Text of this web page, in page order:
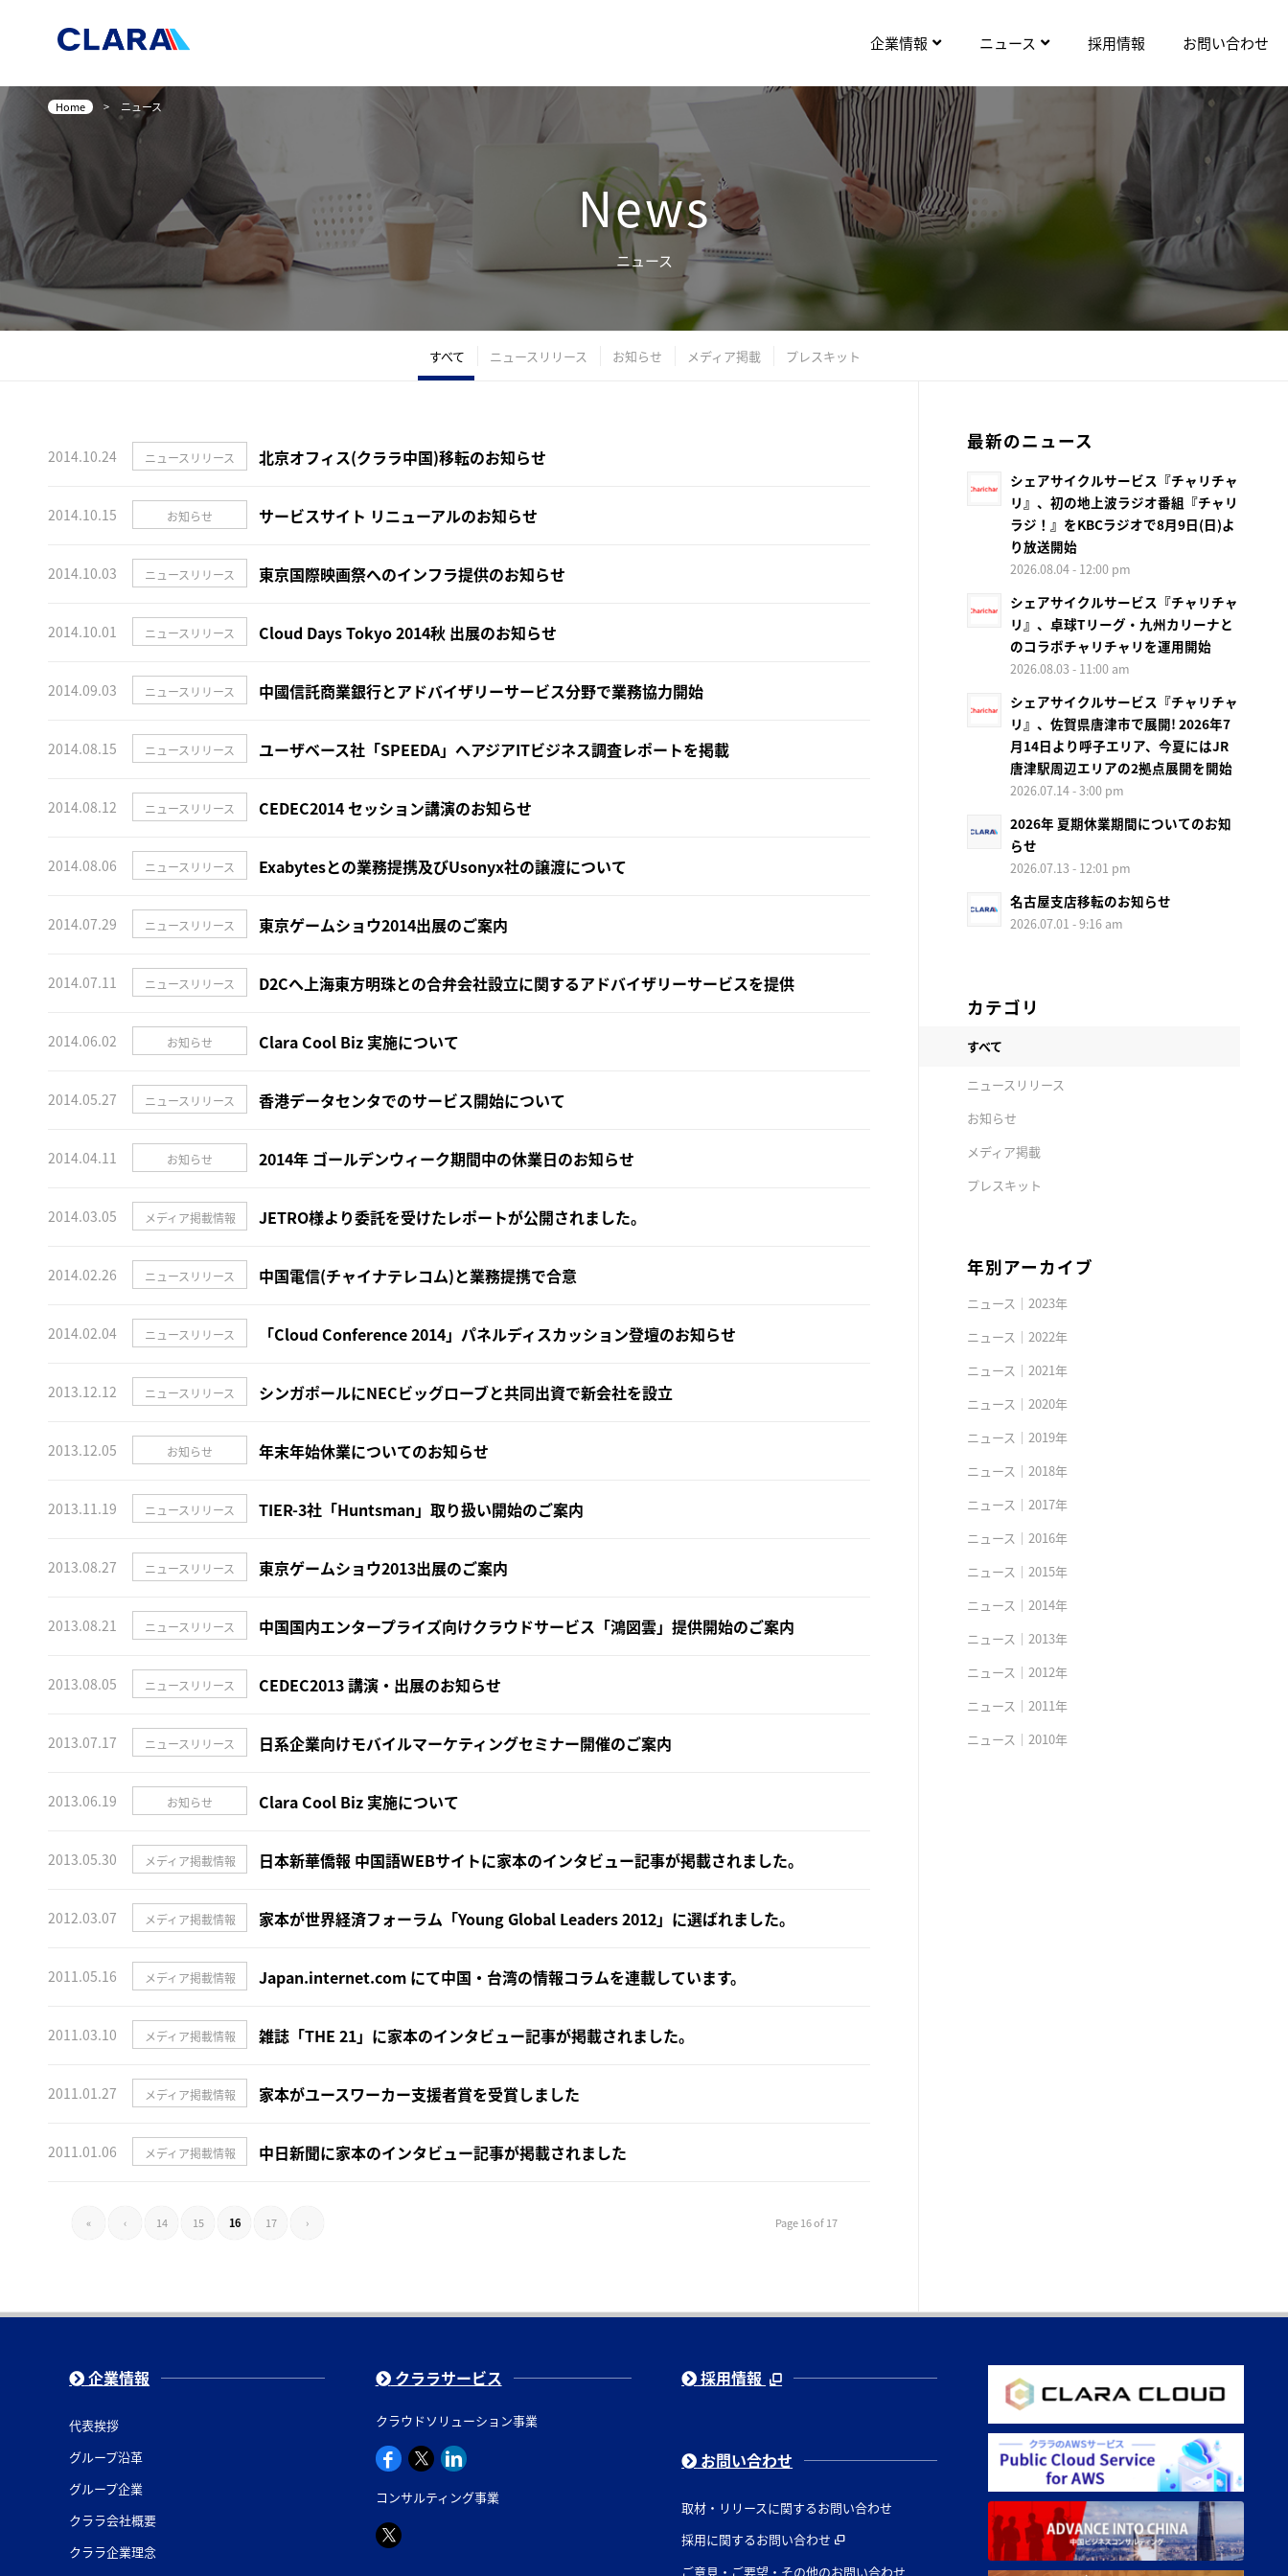
企業情報 ニュース 採用情報 お問い合わせ
Home > ニュース
News
ニュース
すべて ニュースリリース お知らせ メディア掲載 プレスキット
2014.10.24 ニュースリリース 北京オフィス(クララ中国)移転のお知らせ
2014.10.15 お知らせ サービスサイト リニューアルのお知らせ
2014.10.03 ニュースリリース 東京国際映画祭へのインフラ提供のお知らせ
2014.10.01 ニュースリリース Cloud Days Tokyo 2014秋 出展のお知らせ
2014.09.03 ニュースリリース 中國信託商業銀行とアドバイザリーサービス分野で業務協力開始
2014.08.15 ニュースリリース ユーザベース社「SPEEDA」へアジアITビジネス調査レポートを掲載
2014.08.12 ニュースリリース CEDEC2014 セッション講演のお知らせ
2014.08.06 ニュースリリース Exabytesとの業務提携及びUsonyx社の譲渡について
2014.07.29 ニュースリリース 東京ゲームショウ2014出展のご案内
2014.07.11 ニュースリリース D2Cへ上海東方明珠との合弁会社設立に関するアドバイザリーサービスを提供
2014.06.02 お知らせ Clara Cool Biz 実施について
2014.05.27 ニュースリリース 香港データセンタでのサービス開始について
2014.04.11 お知らせ 2014年 ゴールデンウィーク期間中の休業日のお知らせ
2014.03.05 メディア掲載情報 JETRO様より委託を受けたレポートが公開されました。
2014.02.26 ニュースリリース 中国電信(チャイナテレコム)と業務提携で合意
2014.02.04 ニュースリリース 「Cloud Conference 2014」パネルディスカッション登壇のお知らせ
2013.12.12 ニュースリリース シンガポールにNECビッグローブと共同出資で新会社を設立
2013.12.05 お知らせ 年末年始休業についてのお知らせ
2013.11.19 ニュースリリース TIER-3社「Huntsman」取り扱い開始のご案内
2013.08.27 ニュースリリース 東京ゲームショウ2013出展のご案内
2013.08.21 ニュースリリース 中国国内エンタープライズ向けクラウドサービス「鴻図雲」提供開始のご案内
2013.08.05 ニュースリリース CEDEC2013 講演・出展のお知らせ
2013.07.17 ニュースリリース 日系企業向けモバイルマーケティングセミナー開催のご案内
2013.06.19 お知らせ Clara Cool Biz 実施について
2013.05.30 メディア掲載情報 日本新華僑報 中国語WEBサイトに家本のインタビュー記事が掲載されました。
2012.03.07 メディア掲載情報 家本が世界経済フォーラム「Young Global Leaders 2012」に選ばれました。
2011.05.16 メディア掲載情報 Japan.internet.com にて中国・台湾の情報コラムを連載しています。
2011.03.10 メディア掲載情報 雑誌「THE 21」に家本のインタビュー記事が掲載されました。
2011.01.27 メディア掲載情報 家本がユースワーカー支援者賞を受賞しました
2011.01.06 メディア掲載情報 中日新聞に家本のインタビュー記事が掲載されました
Page 16 of 17
« ‹ 14 15 16 17 ›
最新のニュース
シェアサイクルサービス『チャリチャ
リ』、初の地上波ラジオ番組『チャリ
ラジ！』をKBCラジオで8月9日(日)よ
り放送開始
2026.08.04 - 12:00 pm
シェアサイクルサービス『チャリチャ
リ』、卓球Tリーグ・九州カリーナと
のコラボチャリチャリを運用開始
2026.08.03 - 11:00 am
シェアサイクルサービス『チャリチャ
リ』、佐賀県唐津市で展開! 2026年7
月14日より呼子エリア、今夏にはJR
唐津駅周辺エリアの2拠点展開を開始
2026.07.14 - 3:00 pm
2026年 夏期休業期間についてのお知
らせ
2026.07.13 - 12:01 pm
名古屋支店移転のお知らせ
2026.07.01 - 9:16 am
カテゴリ
すべて
ニュースリリース
お知らせ
メディア掲載
プレスキット
年別アーカイブ
ニュース｜2023年
ニュース｜2022年
ニュース｜2021年
ニュース｜2020年
ニュース｜2019年
ニュース｜2018年
ニュース｜2017年
ニュース｜2016年
ニュース｜2015年
ニュース｜2014年
ニュース｜2013年
ニュース｜2012年
ニュース｜2011年
ニュース｜2010年
企業情報
代表挨拶
グループ沿革
グループ企業
クララ会社概要
クララ企業理念
クララサービス
クラウドソリューション事業
コンサルティング事業
採用情報
お問い合わせ
取材・リリースに関するお問い合わせ
採用に関するお問い合わせ
ご意見・ご要望・その他のお問い合わせ